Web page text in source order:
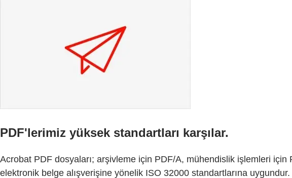
PDF'lerimiz yüksek standartları karşılar.
Acrobat PDF dosyaları; arşivleme için PDF/A, mühendislik işlemleri
elektronik belge alışverişine yönelik ISO 32000 standartlarına uygundur.